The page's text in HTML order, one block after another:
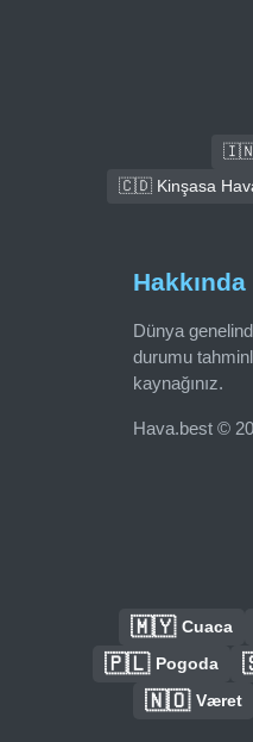
🇮🇳
🇨🇩 Kinşasa
Dünya
durumu
kaynağınız.
Hava.best ©
🇲🇾 Cuaca
🇵🇱 Pogoda
🇳🇴 Været